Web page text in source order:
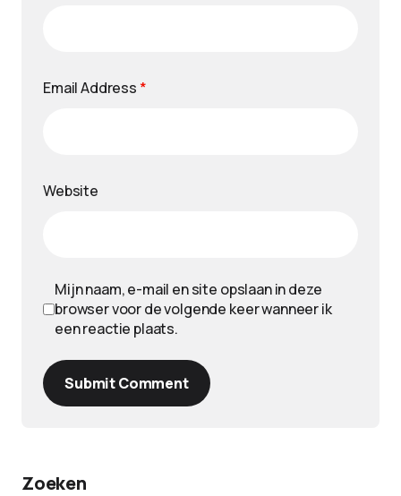
Email Address *
Website
Mijn naam, e-mail en site opslaan in deze
browser voor de volgende keer wanneer ik
een reactie plaats.
Submit Comment
Zoeken